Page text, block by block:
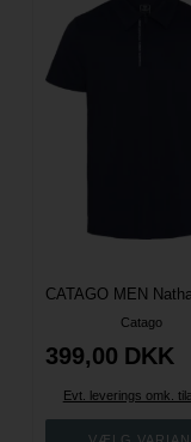
Catago
399,00 DKK
Evt. leverings omk.